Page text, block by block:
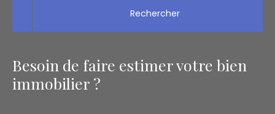
Rechercher
Besoin de faire estimer votre bien
immobilier ?